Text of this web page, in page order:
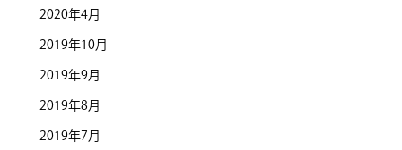
2020年4月
2019年10月
2019年9月
2019年8月
2019年7月